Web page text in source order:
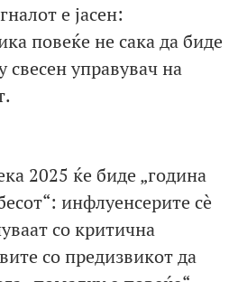
е јасен:
повеќе не сака да биде
свесен управувач на
2025 ќе биде „година
инфлуенсерите сè
со критична
со предизвикот да